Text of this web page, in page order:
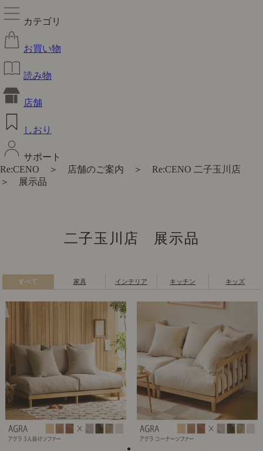
カテゴリ
お買い物
読み物
店舗
しおり
サポート
Re:CENO ＞ 店舗のご案内 ＞ Re:CENO 二子玉川店
＞ 展示品
二子玉川店 展示品
すべて 家具 インテリア キッチン キッズ